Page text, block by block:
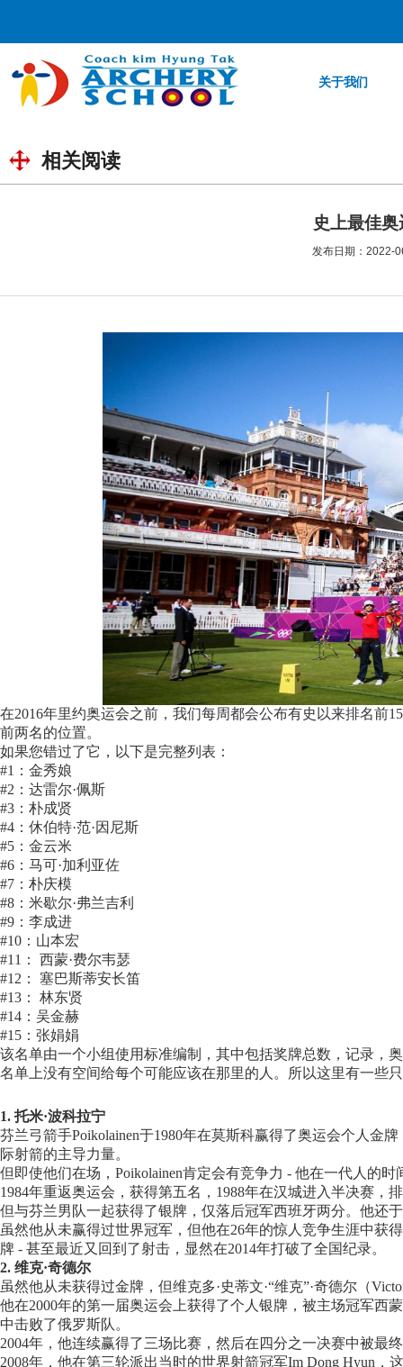
关于我们
相关阅读
史上最佳
发布日期：2022-
在2016年里约奥运会之前，我们每周都会公布有史以来排名前
前两名的位置。
如果您错过了它，以下是完整列表：
#1：金秀娘
#2：达雷尔·佩斯
#3：朴成贤
#4：休伯特·范·因尼斯
#5：金云米
#6：马可·加利亚佐
#7：朴庆模
#8：米歇尔·弗兰吉利
#9：李成进
#10：山本宏
#11： 西蒙·费尔韦瑟
#12： 塞巴斯蒂安长笛
#13： 林东贤
#14：吴金赫
#15：张娟娟
该名单由一个小组使用标准编制，其中包括奖牌总数，记录，
名单上没有空间给每个可能应该在那里的人。所以这里有一些
1. 托米·波科拉宁
芬兰弓箭手Poikolainen于1980年在莫斯科赢得了奥运会个人金
际射箭的主导力量。
但即使他们在场，Poikolainen肯定会有竞争力 - 他在一代人的
1984年重返奥运会，获得第五名，1988年在汉城进入半决赛，
但与芬兰男队一起获得了银牌，仅落后冠军西班牙两分。他还
虽然他从未赢得过世界冠军，但他在26年的惊人竞争生涯中获
牌 - 甚至最近又回到了射击，显然在2014年打破了全国纪录。
2. 维克·奇德尔
虽然他从未获得过金牌，但维克多·史蒂文·“维克”·奇德尔（
他在2000年的第一届奥运会上获得了个人银牌，被主场冠军西
中击败了俄罗斯队。
2004年，他连续赢得了三场比赛，然后在四分之一决赛中被最
2008年，他在第三轮派出当时的世界射箭冠军Im Dong Hyun，